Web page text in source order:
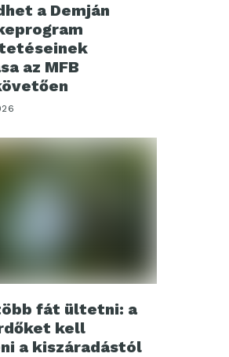
a Demján
az MFB
fát ültetni: a
kell
a kiszáradástól